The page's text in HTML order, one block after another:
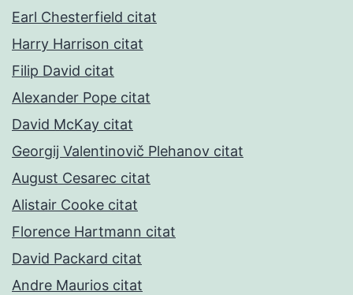
Earl Chesterfield citat
Harry Harrison citat
Filip David citat
Alexander Pope citat
David McKay citat
Georgij Valentinovič Plehanov citat
August Cesarec citat
Alistair Cooke citat
Florence Hartmann citat
David Packard citat
Andre Maurios citat